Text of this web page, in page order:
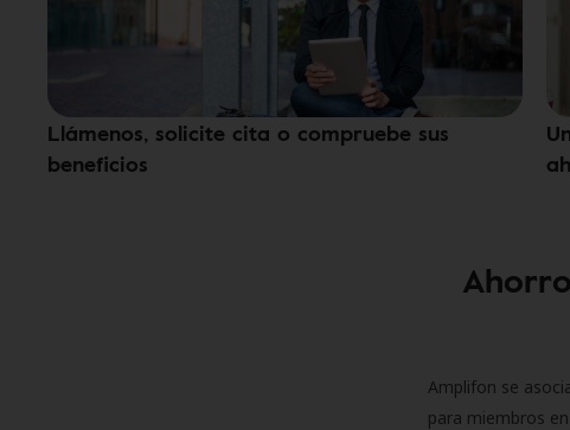
Llámenos, solicite cita o compruebe sus
beneficios
Amplifon se
para miembros